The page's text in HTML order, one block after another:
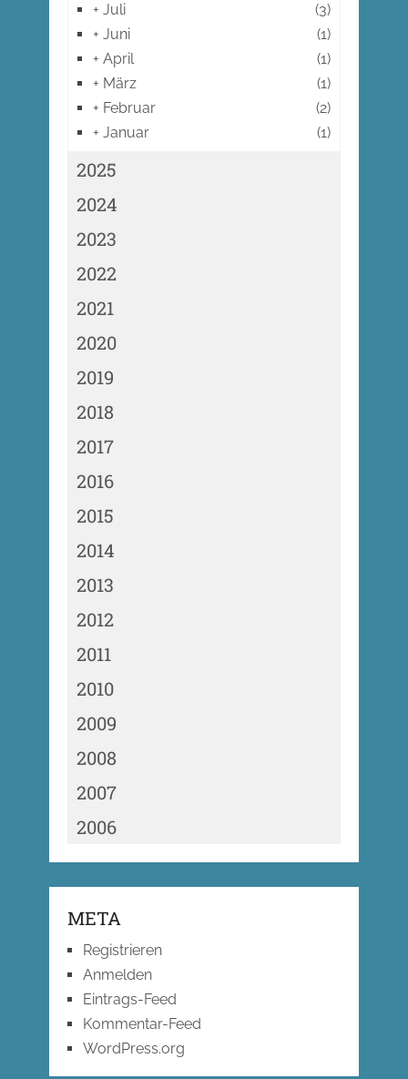
+ Juli
(3)
+ Juni
(1)
+ April
(1)
+ März
(1)
+ Februar
(2)
+ Januar (1)
2025
2024
2023
2022
2021
2020
2019
2018
2017
2016
2015
2014
2013
2012
2011
2010
2009
2008
2007
2006
META
Registrieren
Anmelden
Eintrags-Feed
Kommentar-Feed
WordPress.org